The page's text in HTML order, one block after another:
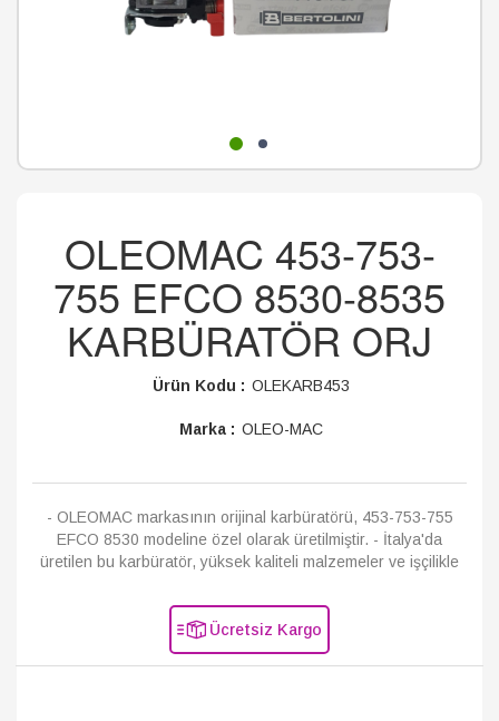
OLEOMAC 453-753-
755 EFCO 8530-8535
KARBÜRATÖR ORJ
Ürün Kodu : OLEKARB453
Marka : OLEO-MAC
- OLEOMAC markasının orijinal karbüratörü, 453-753-755
EFCO 8530 modeline özel olarak üretilmiştir. - İtalya'da
üretilen bu karbüratör, yüksek kaliteli malzemeler ve işçilikle
Ücretsiz Kargo